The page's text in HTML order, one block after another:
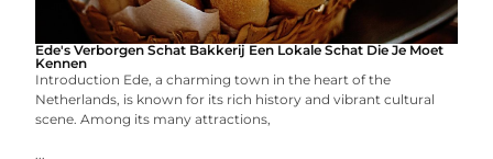
Ede's Verborgen Schat Bakkerij Een Lokale Schat Die Je Moet
Kennen
Introduction Ede, a charming town in the heart of the
Netherlands, is known for its rich history and vibrant cultural
scene. Among its many attractions,
...